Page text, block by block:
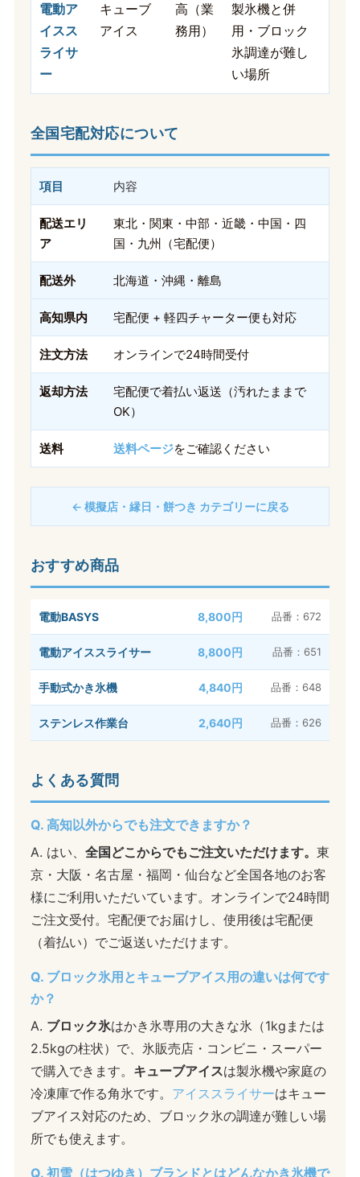
電動ア
イスス
ライサ
ー
キューブ
アイス
高（業
務用）
製氷機と併
用・ブロック
氷調達が難し
い場所
全国宅配対応について
項目 内容
配送エリ
ア
東北・関東・中部・近畿・中国・四
国・九州（宅配便）
配送外 北海道・沖縄・離島
高知県内 宅配便 + 軽四チャーター便も対応
注文方法 オンラインで24時間受付
返却方法
宅配便で着払い返送（汚れたままで
OK）
送料 送料ページをご確認ください
← 模擬店・縁日・餅つき カテゴリーに戻る
おすすめ商品
電動BASYS 8,800円 品番：672
電動アイススライサー 8,800円 品番：651
手動式かき氷機 4,840円 品番：648
ステンレス作業台 2,640円 品番：626
よくある質問
Q. 高知以外からでも注文できますか？
A. はい、 全国どこからでもご注文いただけます。 東
京・大阪・名古屋・福岡・仙台など全国各地のお客
様にご利用いただいています。オンラインで24時間
ご注文受付。宅配便でお届けし、使用後は宅配便
（着払い）でご返送いただけます。
Q. ブロック氷用とキューブアイス用の違いは何です
か？
A. ブロック氷はかき氷専用の大きな氷（1kgまたは
2.5kgの柱状）で、氷販売店・コンビニ・スーパー
で購入できます。 キューブアイスは製氷機や家庭の
冷凍庫で作る角氷です。 アイススライサーはキュー
ブアイス対応のため、ブロック氷の調達が難しい場
所でも使えます。
Q. 初雪（はつゆき）ブランドとはどんなかき氷機で